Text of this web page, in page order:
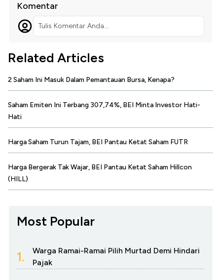
Komentar
Tulis Komentar Anda...
Related Articles
2 Saham Ini Masuk Dalam Pemantauan Bursa, Kenapa?
Saham Emiten Ini Terbang 307,74%, BEI Minta Investor Hati-
Hati
Harga Saham Turun Tajam, BEI Pantau Ketat Saham FUTR
Harga Bergerak Tak Wajar, BEI Pantau Ketat Saham Hillcon
(HILL)
Most Popular
1.
Warga Ramai-Ramai Pilih Murtad Demi Hindari
Pajak